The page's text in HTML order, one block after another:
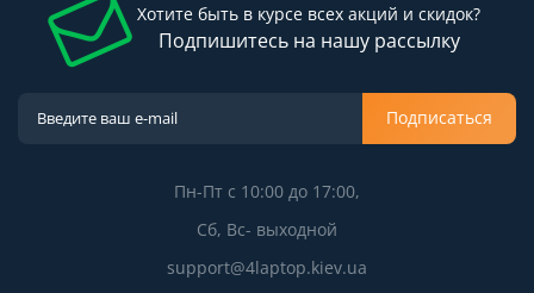
Хотите быть в курсе всех акций и скидок?
Подпишитесь на нашу рассылку
Подписаться
Пн-Пт с 10:00 до 17:00,
Сб, Вс- выходной
support@4laptop.kiev.ua